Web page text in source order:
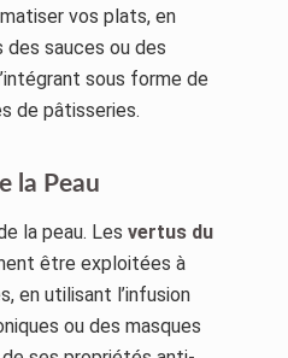
vos plats, en
sauces ou des
sous forme de
de pâtisseries.
la Peau
la peau. Les vertus du
être exploitées à
en utilisant l’infusion
ou des masques